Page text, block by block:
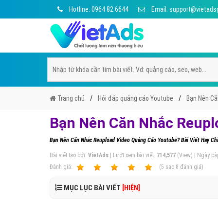
Hotline: 0964 82 6644 Email:
Trang chủ Hỏi đáp quảng cáo Youtube Bạn Nên
Bạn Nên Căn Nhắc
Bạn Nên Căn Nhắc Reupload Video Quảng Cáo Youtube? Bài Viết Hay
Bài viết tạo bởi: VietAds | Lượt xem bài viết: 714,577 (View) | Ngày
Ðánh giá:
(5 sao 8 đánh giá)
MỤC LỤC BÀI VIẾT [HIỆN]